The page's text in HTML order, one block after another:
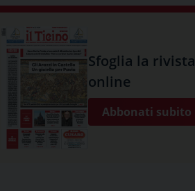
Sfoglia la rivista
online
Abbonati subito